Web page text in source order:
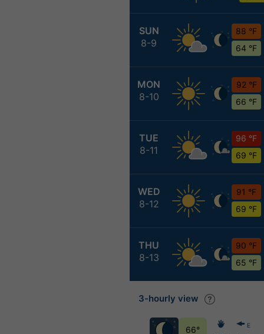
SUN
8-9
88 °F
64 °F
MON
8-10
92 °F
66 °F
TUE
8-11
96 °F
69 °F
WED
8-12
91 °F
69 °F
THU
8-13
90 °F
65 °F
3-hourly view
66° E